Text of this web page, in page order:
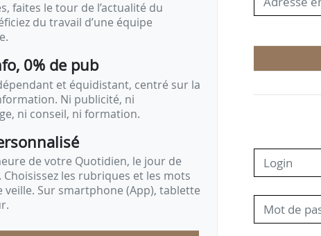
faites le tour de l’actualité du
du travail d’une équipe
0% de pub
et équidistant, centré sur la
Ni publicité, ni
ni conseil, ni formation.
de votre Quotidien, le jour de
les rubriques et les mots
veille. Sur smartphone (App), tablette